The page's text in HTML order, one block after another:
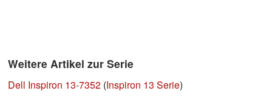
Weitere Artikel zur Serie
Dell Inspiron 13-7352 (Inspiron 13 Serie)